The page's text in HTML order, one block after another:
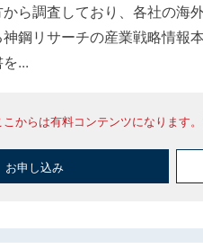
から調査しており、各社の海
鋼リサーチの産業戦略情報
...
こからは有料コンテンツになります
お申し込み